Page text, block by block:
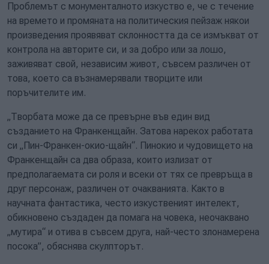
Проблемът с монументалното изкуство е, че с течение
на времето и промяната на политическия пейзаж някои
произведения проявяват склонността да се измъкват от
контрола на авторите си, и за добро или за лошо,
заживяват свой, независим живот, съвсем различен от
това, което са възнамерявали творците или
поръчителите им.
„Творбата може да се превърне във един вид
създанието на Франкенщайн. Затова нарекох работата
си „Пин-Франкен-окио-щайн“. Пинокио и чудовището на
Франкенщайн са два образа, които излизат от
предполагаемата си роля и всеки от тях се превръща в
друг персонаж, различен от очакванията. Както в
научната фантастика, често изкуственият интелект,
обикновено създаден да помага на човека, неочаквано
„мутира“ и отива в съвсем друга, най-често злонамерена
посока”, обяснява скулпторът.